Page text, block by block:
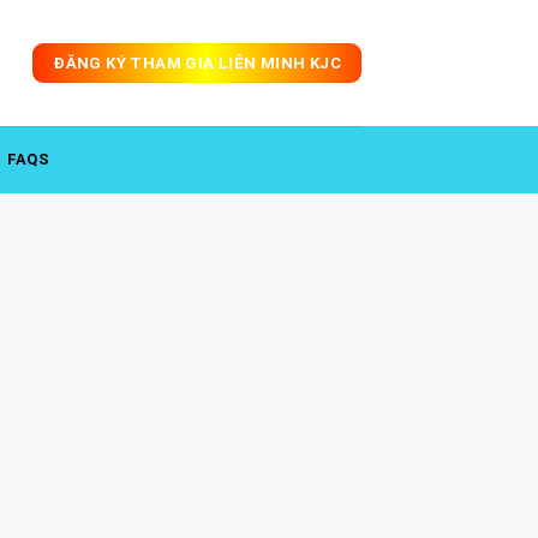
ĐĂNG KÝ THAM GIA LIÊN MINH KJC
FAQS